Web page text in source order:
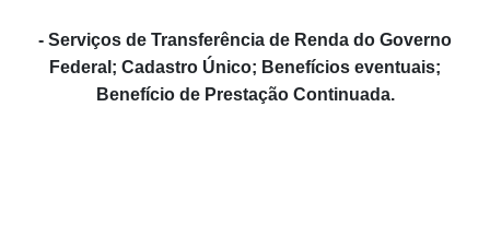
- Serviços de Transferência de Renda do Governo
Federal; Cadastro Único; Benefícios eventuais;
Benefício de Prestação Continuada.